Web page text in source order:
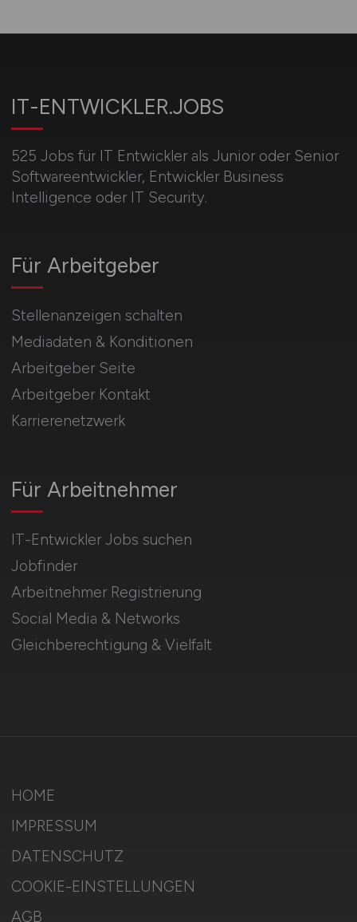
IT-ENTWICKLER.JOBS
525 Jobs für IT Entwickler als Junior oder Senior
Softwareentwickler, Entwickler Business
Intelligence oder IT Security.
Für Arbeitnehmer
IT-Entwickler Jobs suchen
Jobfinder
Arbeitnehmer Registrierung
Social Media & Networks
Gleichberechtigung & Vielfalt
Für Arbeitgeber
Stellenanzeigen schalten
Mediadaten & Konditionen
Arbeitgeber Seite
Arbeitgeber Kontakt
Karrierenetzwerk
HOME
IMPRESSUM
DATENSCHUTZ
COOKIE-EINSTELLUNGEN
AGB